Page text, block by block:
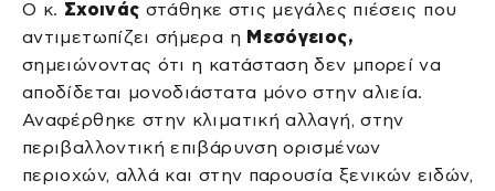
Ο κ. Σχοινάς στάθηκε στις μεγάλες πιέσεις που
αντιμετωπίζει σήμερα η Μεσόγειος,
σημειώνοντας ότι η κατάσταση δεν μπορεί να
αποδίδεται μονοδιάστατα μόνο στην αλιεία.
Αναφέρθηκε στην κλιματική αλλαγή, στην
περιβαλλοντική επιβάρυνση ορισμένων
περιοχών, αλλά και στην παρουσία ξενικών ειδών,